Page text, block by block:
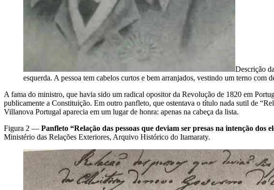
Descrição
esquerda. A pessoa tem cabelos curtos e bem arranjados, vestindo um terno
A fama do ministro, que havia sido um radical opositor da Revolução de 1820 em
publicamente a Constituição. Em outro panfleto, que ostentava o título nada sutil de
Villanova Portugal aparecia em um lugar de honra: apenas na cabeça da lista.
Figura 2 — Panfleto “Relação das pessoas que deviam ser presas na intenção dos
Ministério das Relações Exteriores, Arquivo Histórico do Itamaraty.